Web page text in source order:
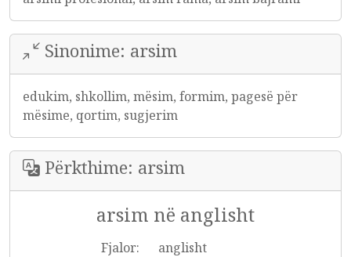
Sinonime: arsim
edukim, shkollim, mësim, formim, pagesë për
mësime, qortim, sugjerim
Përkthime: arsim
arsim në anglisht
Fjalor:
anglisht